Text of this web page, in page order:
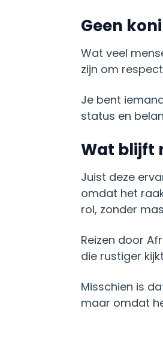
Geen
Wat veel
zijn om
Je bent
status en
Wat blijft
Juist deze
omdat het
rol, zonder
Reizen door
die rustiger
Misschien is
maar omdat